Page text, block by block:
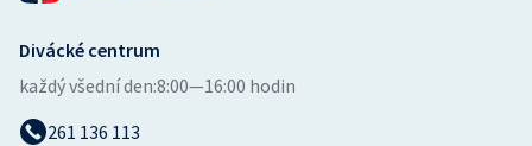
Divácké centrum
každý všední den:8:00—16:00 hodin
261 136 113